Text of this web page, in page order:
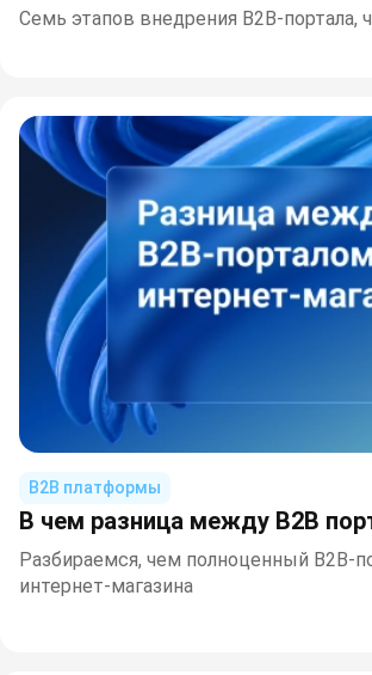
Семь этапов внедрения B2B-
B2B платформы
В чем разница между B2B
Разбираемся, чем полноценный B2B-
интернет-магазина